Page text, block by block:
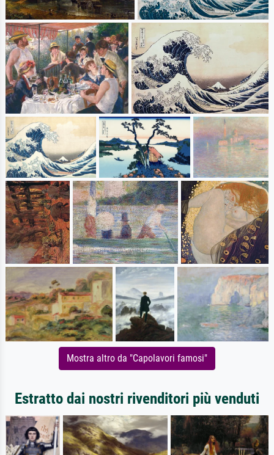
Mostra altro da "Capolavori famosi"
Estratto dai nostri rivenditori più venduti